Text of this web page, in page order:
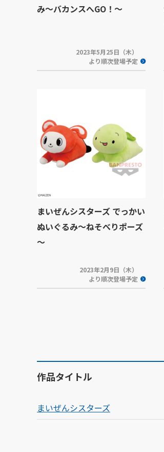
み～バカンスへGO！～
2023年5月25日（木）
より順次登場予定
まいぜんシスターズ でっかい
ぬいぐるみ～ねそべりポーズ
～
2023年2月9日（木）
より順次登場予定
作品タイトル
まいぜんシスターズ